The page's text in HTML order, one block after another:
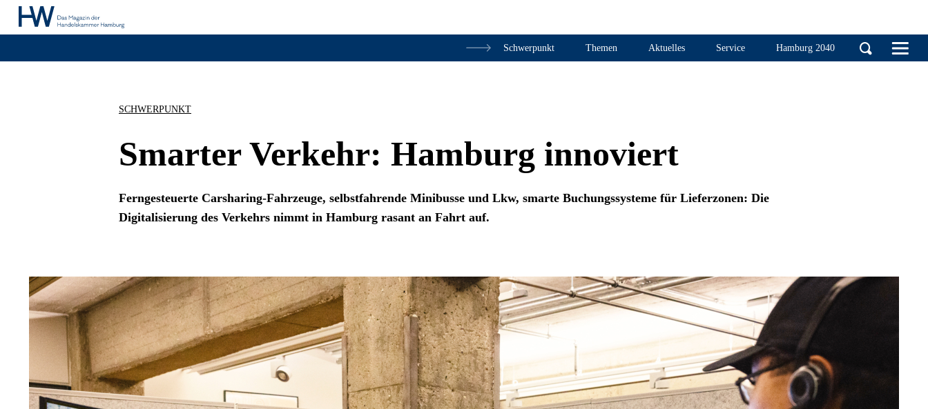
Handelskammer
Schwerpunkt Themen Aktuelles Service Hamburg 2040
SCHWERPUNKT
Smarter Verkehr: Hamburg innoviert
Ferngesteuerte Carsharing-Fahrzeuge, selbstfahrende Minibusse und Lkw, smarte Buchungssysteme für Lieferzonen: Die
Digitalisierung des Verkehrs nimmt in Hamburg rasant an Fahrt auf.